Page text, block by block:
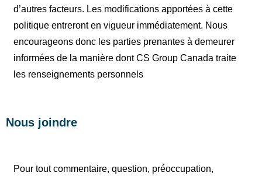
d’autres facteurs. Les modifications apportées à cette
politique entreront en vigueur immédiatement. Nous
encourageons donc les parties prenantes à demeurer
informées de la manière dont CS Group Canada traite
les renseignements personnels
Nous joindre
Pour tout commentaire, question, préoccupation,